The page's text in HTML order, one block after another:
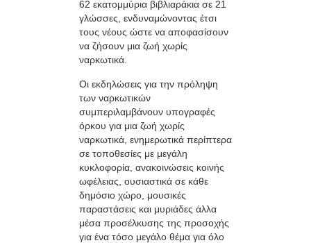
62 εκατομμύρια βιβλιαράκια σε 21
γλώσσες, ενδυναμώνοντας έτσι
τους νέους ώστε να αποφασίσουν
να ζήσουν μια ζωή χωρίς
ναρκωτικά.
Οι εκδηλώσεις για την πρόληψη
των ναρκωτικών
συμπεριλαμβάνουν υπογραφές
όρκου για μια ζωή χωρίς
ναρκωτικά, ενημερωτικά περίπτερα
σε τοποθεσίες με μεγάλη
κυκλοφορία, ανακοινώσεις κοινής
ωφέλειας, ουσιαστικά σε κάθε
δημόσιο χώρο, μουσικές
παραστάσεις και μυριάδες άλλα
μέσα προσέλκυσης της προσοχής
για ένα τόσο μεγάλο θέμα για όλο